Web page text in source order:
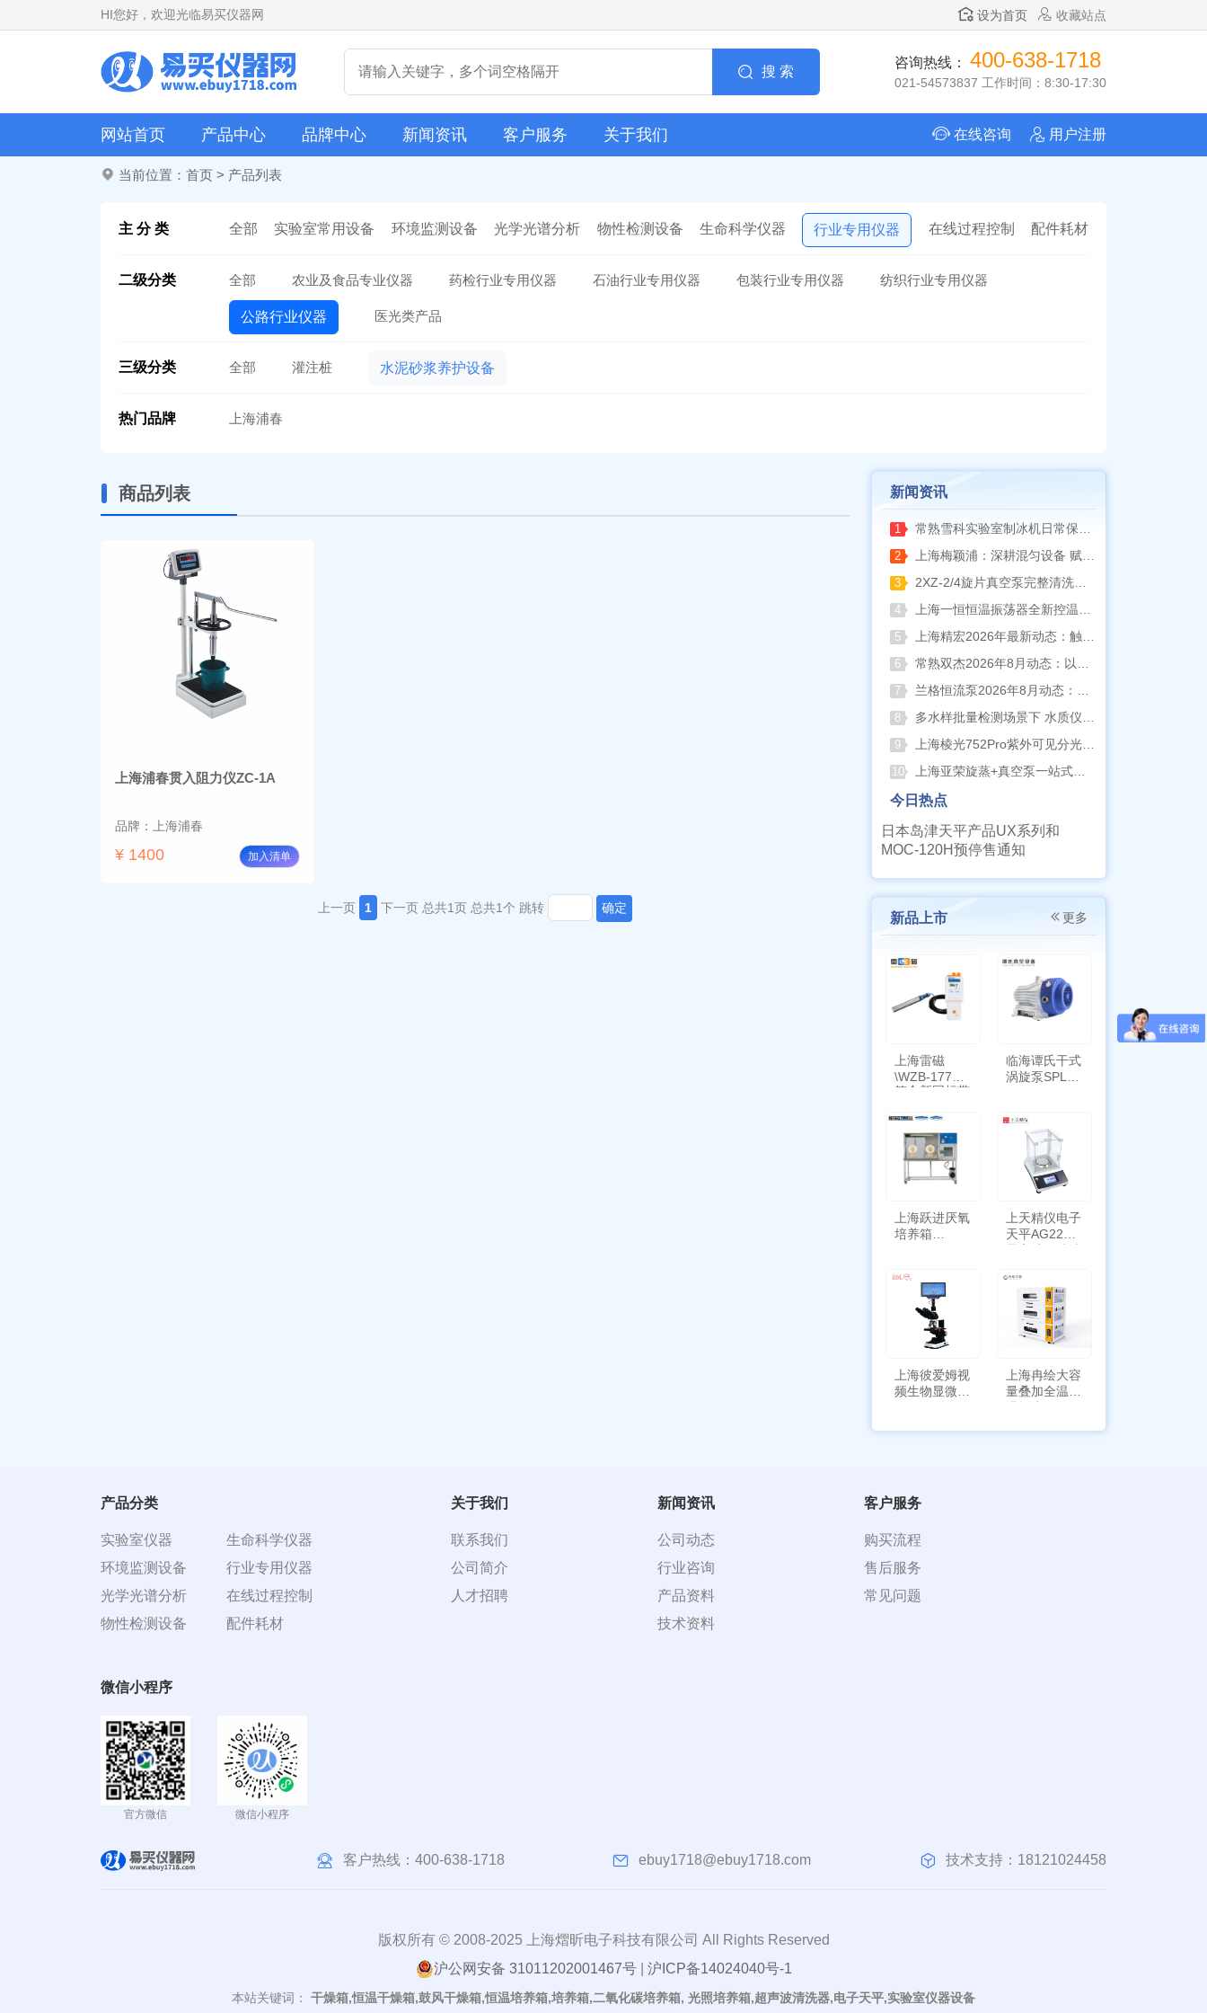
HI您好，欢迎光临易买仪器网 设为首页 收藏站点
搜 索
咨询热线： 400-638-1718
021-54573837 工作时间：8:30-17:30
网站首页 产品中心 品牌中心 新闻资讯 客户服务 关于我们 在线咨询 用户注册
当前位置： 首页 > 产品列表
主 分 类 全部 实验室常用设备 环境监测设备 光学光谱分析 物性检测设备 生命科学仪器 行业专用仪器 在线过程控制 配件耗材
二级分类 全部 农业及食品专业仪器 药检行业专用仪器 石油行业专用仪器 包装行业专用仪器 纺织行业专用仪器
公路行业仪器 医光类产品
三级分类 全部 灌注桩 水泥砂浆养护设备
热门品牌 上海浦春
商品列表
上海浦春贯入阻力仪ZC-1A
品牌：上海浦春
¥ 1400 加入清单
上一页 1 下一页 总共1页 总共1个 跳转 确定
新闻资讯
1 常熟雪科实验室制冰机日常保养要点
2 上海梅颖浦：深耕混匀设备 赋能科研实验稳定开展
3 2XZ-2/4旋片真空泵完整清洗拆装流程（临海永昊真空泵实操指南）
4 上海一恒恒温振荡器全新控温升级技术介绍
5 上海精宏2026年最新动态：触控升级与低温干燥新方案落地
6 常熟双杰2026年8月动态：以产品迭代与资质沉淀夯实实验室设备合规根基
7 兰格恒流泵2026年8月动态：以专利落地与合规升级筑牢精密流体传输根基
8 多水样批量检测场景下 水质仪器提升作业效率的实践思路
9 上海棱光752Pro紫外可见分光光度计核心优势与适用场景解析
10 上海亚荣旋蒸+真空泵一站式实验室配套方案
今日热点
日本岛津天平产品UX系列和
MOC-120H预停售通知
新品上市 更多
上海雷磁
\WZB-177Y
符合新国标带
临海谭氏干式
涡旋泵SPL-
上海跃进厌氧
培养箱
上天精仪电子
天平AG2255
上海彼爱姆视
频生物显微镜
上海冉绘大容
量叠加全温恒
产品分类
实验室仪器
环境监测设备
光学光谱分析
物性检测设备
生命科学仪器
行业专用仪器
在线过程控制
配件耗材
关于我们
联系我们
公司简介
人才招聘
新闻资讯
公司动态
行业咨询
产品资料
技术资料
客户服务
购买流程
售后服务
常见问题
微信小程序
官方微信 微信小程序
客户热线： 400-638-1718 ebuy1718@ebuy1718.com 技术支持：18121024458
版权所有 © 2008-2025 上海熠昕电子科技有限公司 All Rights Reserved
沪公网安备 31011202001467号| 沪ICP备14024040号-1
本站关键词： 干燥箱,恒温干燥箱,鼓风干燥箱,恒温培养箱,培养箱,二氧化碳培养箱, 光照培养箱,超声波清洗器,电子天平,实验室仪器设备